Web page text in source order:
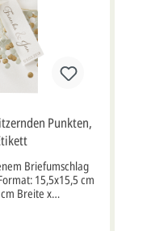
Punkten,
Briefumschlag
15,5x15,5 cm
Breite x